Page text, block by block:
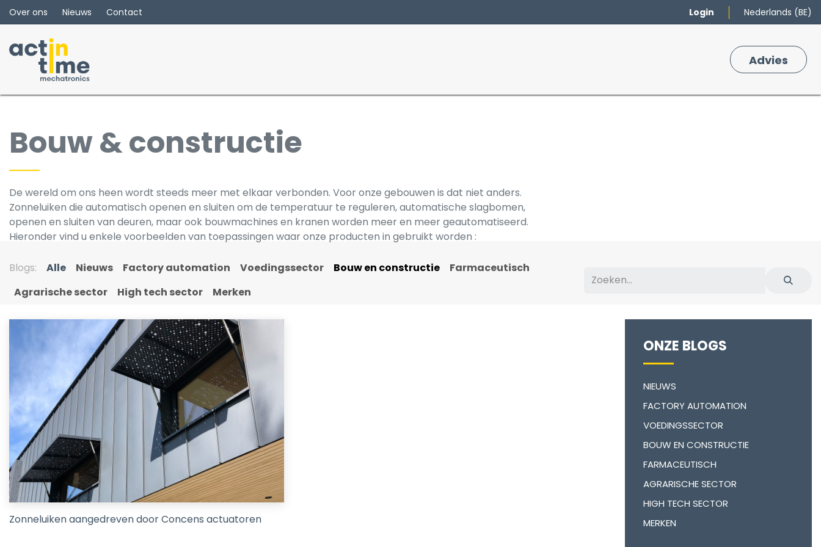
Overslaan naar inhoud
Over ons Nieuws Contact Login Nederlands (BE)
Adv​ies
Bouw & constructie
De wereld om ons heen wordt steeds meer met elkaar verbonden. Voor onze gebouwen is dat niet anders.
Zonneluiken die automatisch openen en sluiten om de temperatuur te reguleren, automatische slagbomen,
openen en sluiten van deuren, maar ook bouwmachines en kranen worden meer en meer geautomatiseerd.
Hieronder vind u enkele voorbeelden van toepassingen waar onze producten in gebruikt worden :
Blogs: Alle Nieuws Factory automation Voedingssector Bouw en constructie
Farmaceutisch
Agrarische sector
High tech sector Merken
Zonneluiken aangedreven door Concens actuatoren
ONZE BLOGS
NIEUWS
FACTORY AUTOMATION
VOEDINGSSECTOR
BOUW EN CONSTRUCTIE
FARMACEUTISCH
AGRARISCHE SECTOR
HIGH TECH SECTOR
MERKEN